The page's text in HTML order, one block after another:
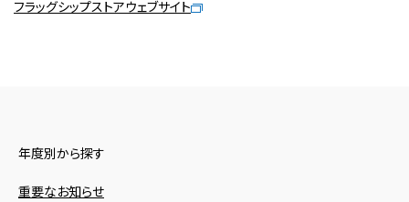
フラッグシップストアウェブサイト
年度別から探す
重要なお知らせ